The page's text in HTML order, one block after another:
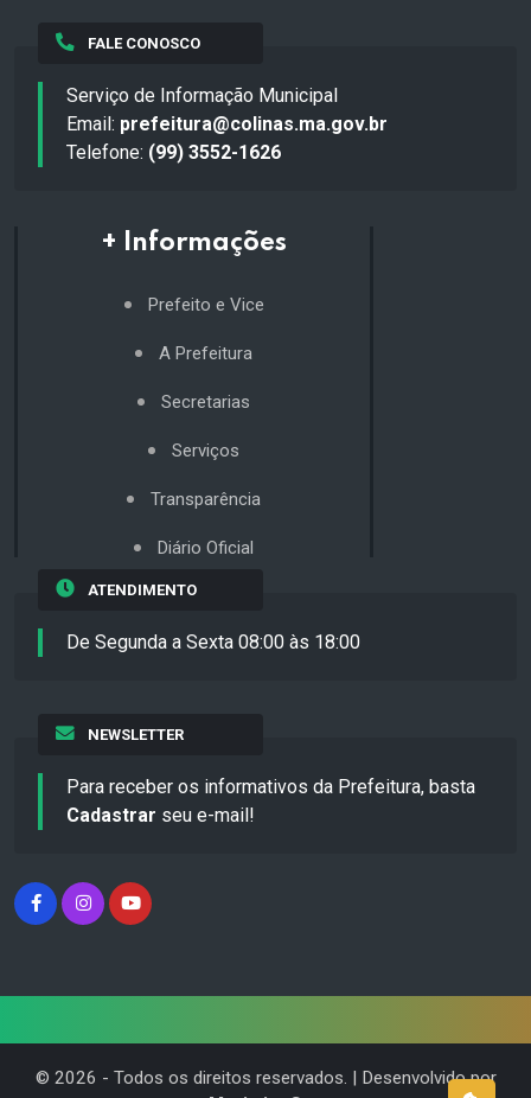
FALE CONOSCO
Serviço de Informação Municipal
Email: prefeitura@colinas.ma.gov.br
Telefone: (99) 3552-1626
+ Informações
Prefeito e Vice
A Prefeitura
Secretarias
Serviços
Transparência
Diário Oficial
ATENDIMENTO
De Segunda a Sexta 08:00 às 18:00
NEWSLETTER
Para receber os informativos da Prefeitura, basta
Cadastrar seu e-mail!
© 2026 - Todos os direitos reservados. | Desenvolvido por